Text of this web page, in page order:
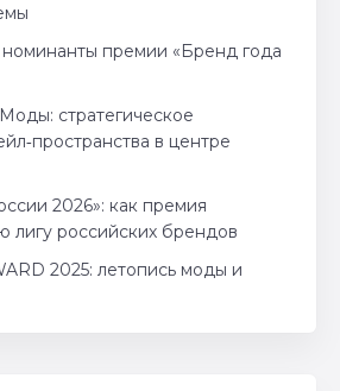
премии «Бренд года
стратегическое
в центре
2026»: как премия
лигу российских брендов
2025: летопись моды и